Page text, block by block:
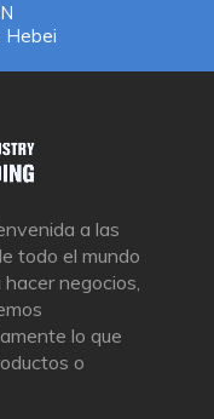
Hebei
a las
todo el mundo
negocios,
lo que
o